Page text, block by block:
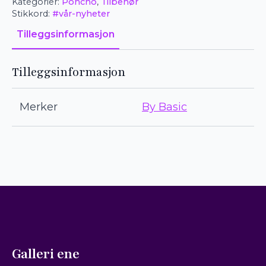
antall
Stikkord: #vår-nyheter
Tilleggsinformasjon
Tilleggsinformasjon
Merker By Basic
Galleri ene